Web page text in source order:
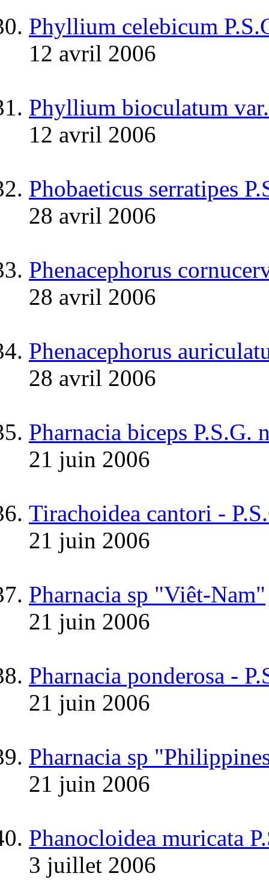
Phyllium celebicum
12 avril 2006
Phyllium bioculatum
12 avril 2006
Phobaeticus serratipes
28 avril 2006
Phenacephorus
28 avril 2006
Phenacephorus
28 avril 2006
Pharnacia biceps P.S.G.
21 juin 2006
Tirachoidea cantori -
21 juin 2006
Pharnacia sp "Viêt-Nam"
21 juin 2006
Pharnacia ponderosa -
21 juin 2006
Pharnacia sp
21 juin 2006
Phanocloidea muricata
3 juillet 2006